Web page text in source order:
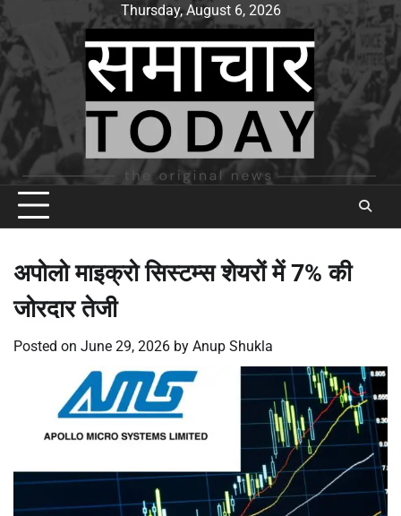
Skip
to
content
Thursday, August 6, 2026
अपोलो माइक्रो सिस्टम्स शेयरों में 7% की
जोरदार तेजी
Posted on June 29, 2026 by Anup Shukla